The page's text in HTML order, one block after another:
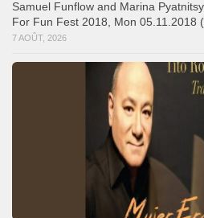
Samuel Funflow and Marina
For Fun Fest 2018, Mon 05.11.2018
7 AOÛT, 2026